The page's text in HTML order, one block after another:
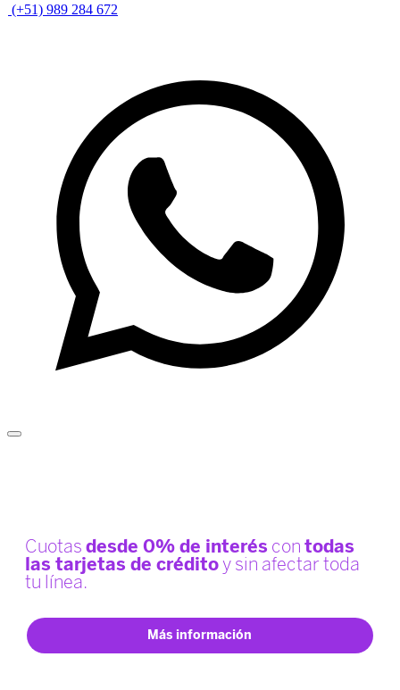
(+51) 989 284 672